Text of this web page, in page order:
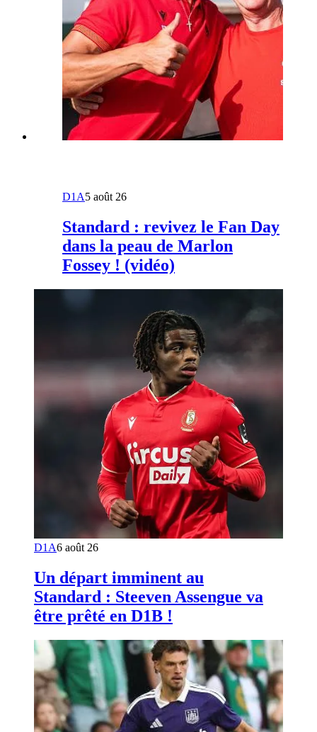
D1A5 août 26
Standard : revivez le Fan Day
dans la peau de Marlon
Fossey ! (vidéo)
D1A6 août 26
Un départ imminent au
Standard : Steeven Assengue va
être prêté en D1B !